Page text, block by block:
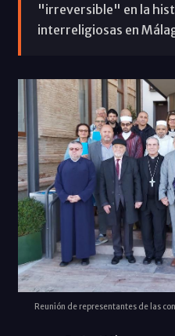
"irreversible" en la
interreligiosas en
Reunión de representantes de las